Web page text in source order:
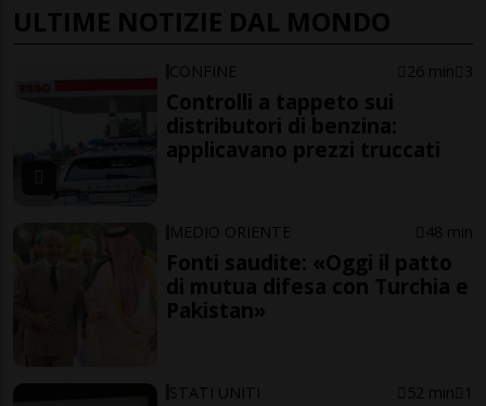
ULTIME NOTIZIE DAL MONDO
CONFINE 26 min 3
Controlli a tappeto sui
distributori di benzina:
applicavano prezzi truccati
MEDIO ORIENTE 48 min
Fonti saudite: «Oggi il patto
di mutua difesa con Turchia e
Pakistan»
STATI UNITI 52 min 1